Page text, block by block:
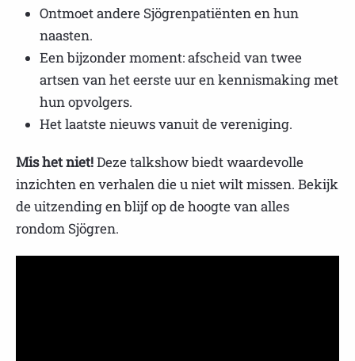
Ontmoet andere Sjögrenpatiënten en hun
naasten.
Een bijzonder moment: afscheid van twee
artsen van het eerste uur en kennismaking met
hun opvolgers.
Het laatste nieuws vanuit de vereniging.
Mis het niet!Deze talkshow biedt waardevolle
inzichten en verhalen die u niet wilt missen. Bekijk
de uitzending en blijf op de hoogte van alles
rondom Sjögren.